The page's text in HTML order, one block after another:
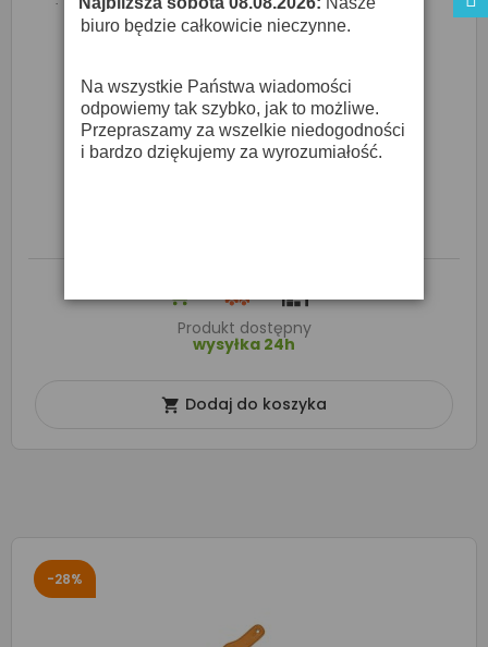
Produkt dostępny
wysyłka 24h
 Dodaj do koszyka
-28%
·
biuro będzie całkowicie nieczynne.
Na wszystkie Państwa wiadomości
odpowiemy tak szybko, jak to możliwe.
Przepraszamy za wszelkie niedogodności
i bardzo dziękujemy za wyrozumiałość.